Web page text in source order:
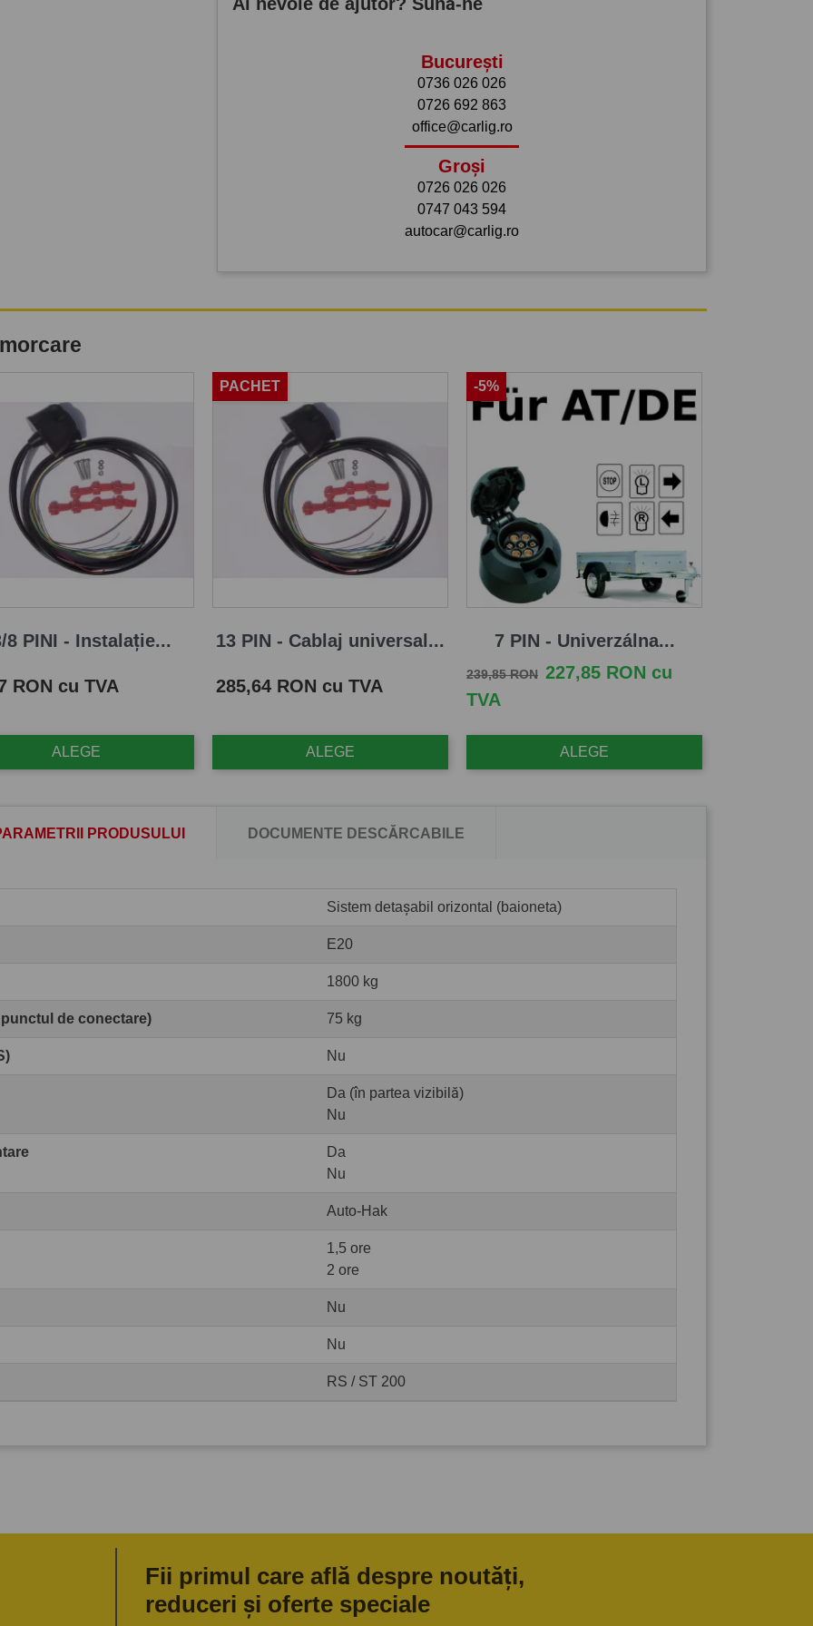
București
0736 026 026
0726 692 863
office@carlig.ro
Groși
0726 026 026
0747 043 594
autocar@carlig.ro
8 PINI - Instalație...
RON cu TVA
ALEGE
13 PIN - Cablaj universal...
Pret
285,64 RON cu TVA
ALEGE
PACHET
7 PIN - Univerzálna...
Pret de baza
239,85 RON Pret
227,85 RON cu
TVA
ALEGE
-5%
PRODUSULUI DOCUMENTE DESCĂRCABILE
Sistem detașabil orizontal (baioneta)
E20
1800 kg
de conectare) 75 kg
Nu
Da (în partea vizibilă)
Nu
Da
Nu
Auto-Hak
1,5 ore
2 ore
Nu
Nu
RS / ST 200
Fii primul care află despre noutăți,
reduceri și oferte speciale